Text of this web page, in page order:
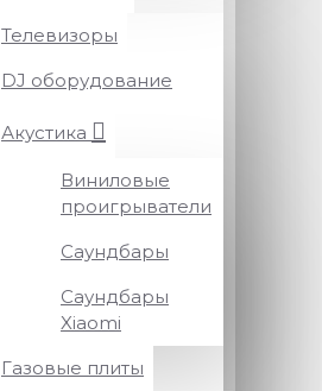
Телевизоры
DJ оборудование
Акустика
Виниловые
проигрыватели
Саундбары
Саундбары
Xiaomi
Газовые плиты